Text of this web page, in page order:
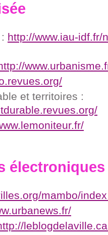
http://www.iau-idf.fr/
et territoires :
électroniques
mambo/